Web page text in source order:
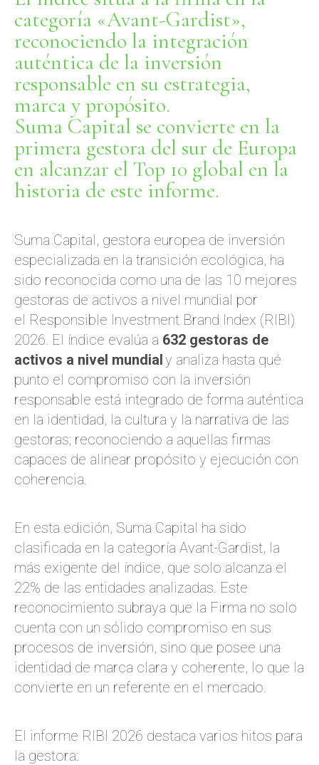
Suma Capital, gestora europea de inversión
especializada en la transición ecológica, ha
sido reconocida como una de las 10 mejores
gestoras de activos a nivel mundial por
el Responsible Investment Brand Index (RIBI)
2026. El índice evalúa a 632 gestoras de
activos a nivel mundialy analiza hasta qué
punto el compromiso con la inversión
responsable está integrado de forma auténtica
en la identidad, la cultura y la narrativa de las
gestoras; reconociendo a aquellas firmas
capaces de alinear propósito y ejecución con
coherencia.
En esta edición, Suma Capital ha sido
clasificada en la categoría Avant-Gardist, la
más exigente del índice, que solo alcanza el
22% de las entidades analizadas. Este
reconocimiento subraya que la Firma no solo
cuenta con un sólido compromiso en sus
procesos de inversión, sino que posee una
identidad de marca clara y coherente, lo que la
convierte en un referente en el mercado.
El informe RIBI 2026 destaca varios hitos para
la gestora:
categoría «Avant-Gardist»,
reconociendo la integración
auténtica de la inversión
responsable en su estrategia,
marca y propósito.
Suma Capital se convierte en la
primera gestora del sur de Europa
en alcanzar el Top 10 global en la
historia de este informe.